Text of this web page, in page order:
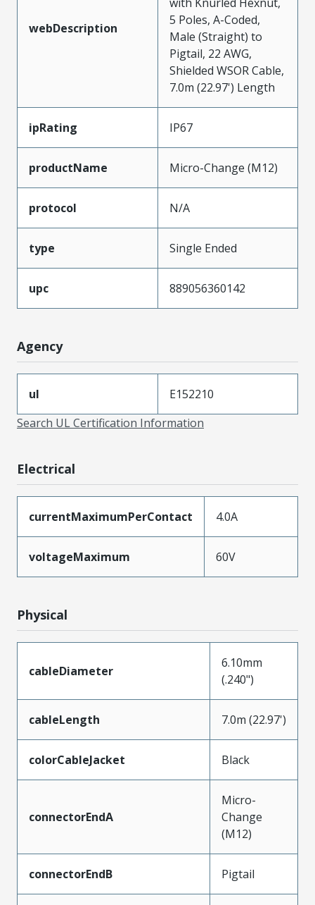
webDescription
5 Poles, A-Coded,
Male (Straight) to
Pigtail, 22 AWG,
Shielded WSOR Cable,
7.0m (22.97') Length
ipRating IP67
productName Micro-Change (M12)
protocol N/A
type Single Ended
upc 889056360142
Agency
ul
E152210
Search UL Certification Information
Electrical
currentMaximumPerContact 4.0A
voltageMaximum 60V
Physical
cableDiameter
6.10mm
(.240")
cableLength 7.0m (22.97')
colorCableJacket Black
connectorEndA
Micro-
Change
(M12)
connectorEndB Pigtail